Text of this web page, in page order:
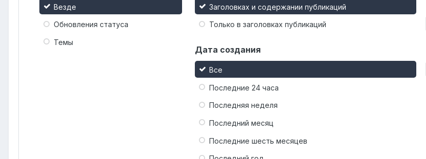
Везде
Обновления статуса
Темы
Заголовках и содержании публикаций
Только в заголовках публикаций
Дата создания
Все
Последние 24 часа
Последняя неделя
Последний месяц
Последние шесть месяцев